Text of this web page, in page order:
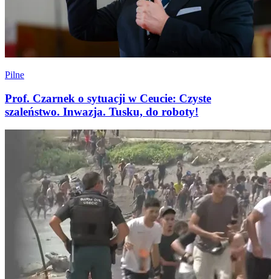
Pilne
Prof. Czarnek o sytuacji w Ceucie: Czyste
szaleństwo. Inwazja. Tusku, do roboty!